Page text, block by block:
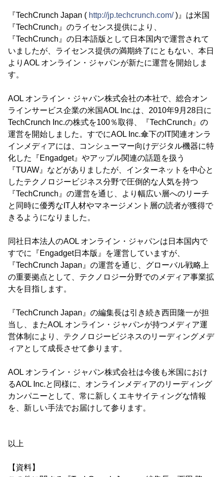
『TechCrunch Japan ( http://jp.techcrunch.com/)』は米国
『TechCrunch』のライセンス提供により、
『TechCrunch』の日本語版として日本国内で運営されて
いましたが、ライセンス提供の満期終了にともない、本日
よりAOL オンライン・ジャパンが新たに運営を開始しま
す。
AOL オンライン・ジャパン株式会社の本社で、総合オン
ラインサービス企業の米国AOL Inc.は、2010年9月28日に
TechCrunch Inc.の株式を100％取得、『TechCrunch』の
運営を開始しました。すでにAOL Inc.傘下のIT関連オンラ
インメディアには、コンシューマー向けデジタル機器に特
化した『Engadget』やアップル関連の話題を扱う
『TUAW』などがありましたが、インターネットを中心と
したテクノロジービジネス分野で圧倒的な人気を持つ
『TechCrunch』の運営を通じ、より幅広い層へのリーチ
と同時に優秀なIT人材やマネージメント層の読者が獲得で
きるようになりました。
同社日本法人のAOL オンライン・ジャパンは日本国内で
すでに『Engadget日本版』を運営していますが、
『TechCrunch Japan』の運営を通じ、グローバル戦略上
の重要拠点として、テクノロジー分野でのメディア事業拡
大を目指します。
『TechCrunch Japan』の編集長は引き続き西田隆一が担
当し、またAOL オンライン・ジャパンが持つメディア運
営体制により、テクノロジービジネスのリーディングメデ
ィアとして成長させて参ります。
AOL オンライン・ジャパン株式会社は今後も米国におけ
るAOL Inc.と同様に、オンラインメディアのリーディング
カンパニーとして、常に新しくエキサイティングな情報
を、新しい手法でお届けして参ります。
以上
【資料】